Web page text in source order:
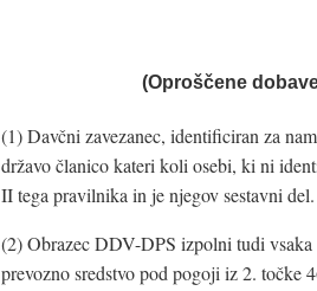
(Oproščene
(1) Davčni zavezanec, identificiran za
državo članico kateri koli osebi, ki ni
II tega pravilnika in je njegov sestavni del.
(2) Obrazec DDV-DPS izpolni tudi
prevozno sredstvo pod pogoji iz 2. točke